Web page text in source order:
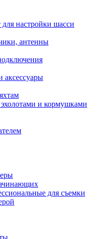
настройки шасси
антенны
аксессуары
и кормушками
для съемки